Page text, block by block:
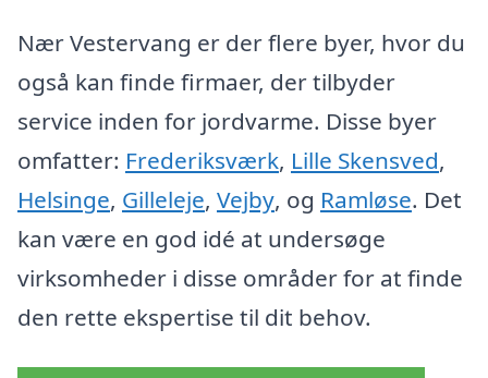
Nær Vestervang er der flere byer, hvor du
også kan finde firmaer, der tilbyder
service inden for jordvarme. Disse byer
omfatter: Frederiksværk, Lille Skensved,
Helsinge, Gilleleje, Vejby, og Ramløse. Det
kan være en god idé at undersøge
virksomheder i disse områder for at finde
den rette ekspertise til dit behov.